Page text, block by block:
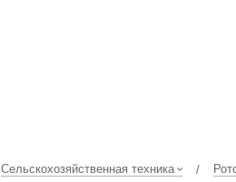
Сельскохозяйственная техника /